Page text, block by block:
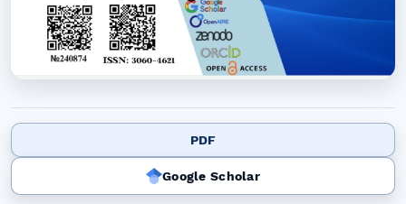
PDF
Google Scholar